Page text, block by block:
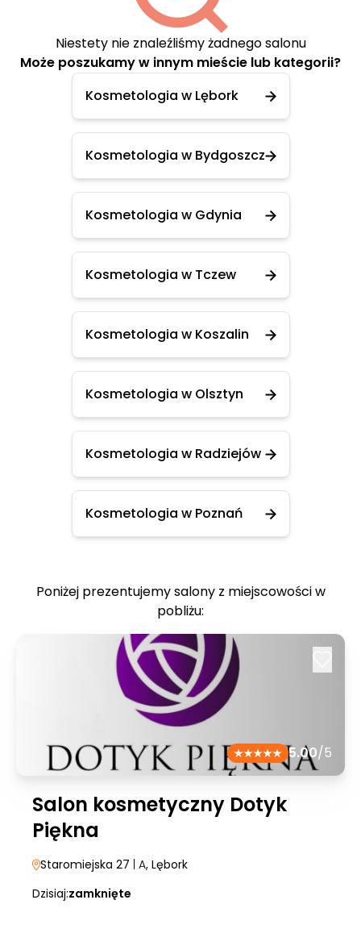
Niestety nie znaleźliśmy żadnego salonu
Może poszukamy w innym mieście lub kategorii?
Kosmetologia w Lębork
Kosmetologia w Bydgoszcz
Kosmetologia w Gdynia
Kosmetologia w Tczew
Kosmetologia w Koszalin
Kosmetologia w Olsztyn
Kosmetologia w Radziejów
Kosmetologia w Poznań
Poniżej prezentujemy salony z miejscowości w
pobliżu:
5.00/5
Salon kosmetyczny Dotyk
Piękna
Staromiejska 27 | A, Lębork
Dzisiaj:zamknięte